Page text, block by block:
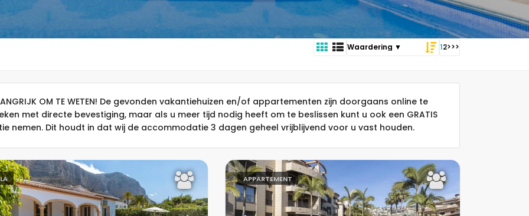
12>>>
OM TE WETEN! De gevonden vakantiehuizen en/of appartementen zijn doorgaans online te
met directe bevestiging, maar als u meer tijd nodig heeft om te beslissen kunt u ook een GRATIS
nemen. Dit houdt in dat wij de accommodatie 3 dagen geheel vrijblijvend voor u vast houden.
APPARTEMENT